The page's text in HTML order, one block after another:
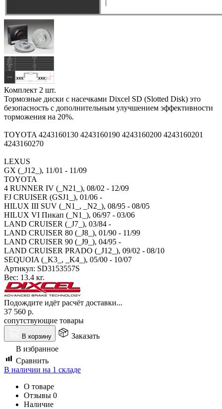
Комплект 2 шт.
Тормозные диски с насечками Dixcel SD (Slotted Disk) это
безопасность с дополнительным улучшением эффективности
торможения на 20%.
TOYOTA 4243160130 4243160190 4243160200 4243160201
4243160270
LEXUS
GX (_J12_), 11/01 - 11/09
TOYOTA
4 RUNNER IV (_N21_), 08/02 - 12/09
FJ CRUISER (GSJ1_), 01/06 -
HILUX III SUV (_N1_, _N2_), 08/95 - 08/05
HILUX VI Пикап (_N1_), 06/97 - 03/06
LAND CRUISER (_J7_), 03/84 -
LAND CRUISER 80 (_J8_), 01/90 - 11/99
LAND CRUISER 90 (_J9_), 04/95 -
LAND CRUISER PRADO (_J12_), 09/02 - 08/10
SEQUOIA (_K3_, _K4_), 05/00 - 10/07
Артикул: SD3153557S
Вес: 13.4 кг.
Подождите идёт расчёт доставки...
37 560 р.
сопутствующие товары
В корзину
Заказать
В избранное
Сравнить
В наличии на 1 складе
О товаре
Отзывы 0
Наличие